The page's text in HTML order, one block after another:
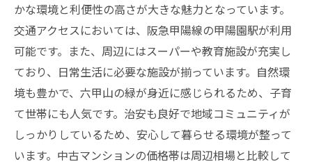
かな環境と利便性の高さが大きな魅力となっています。
交通アクセスにおいては、阪急甲陽線の甲陽園駅が利用
可能です。また、周辺にはスーパーや教育施設が充実し
ており、日常生活に必要な施設が揃っています。自然環
境も豊かで、六甲山の緑が身近に感じられるため、子育
て世帯にも人気です。治安も良好で地域コミュニティが
しっかりしているため、安心して暮らせる環境が整って
います。中古マンションの価格帯は周辺相場と比較して